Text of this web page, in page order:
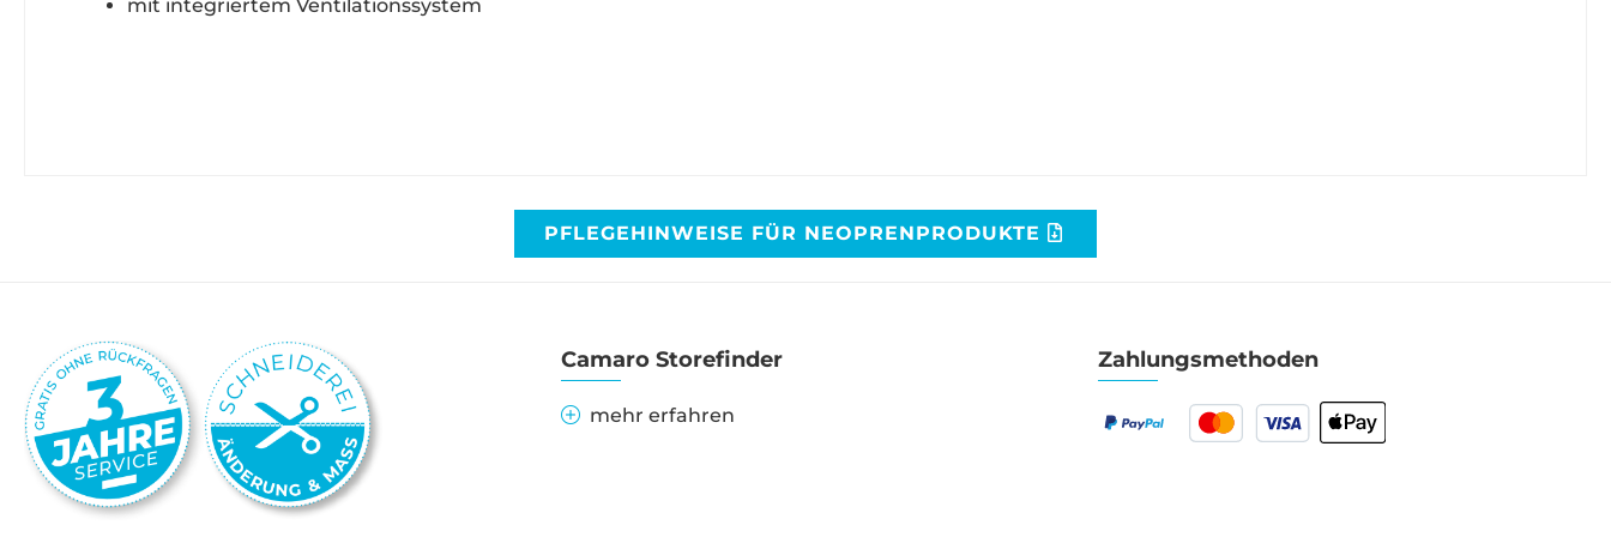
mit integriertem Ventilationssystem
PFLEGEHINWEISE FÜR NEOPRENPRODUKTE
Camaro Storefinder
mehr erfahren
Zahlungsmethoden